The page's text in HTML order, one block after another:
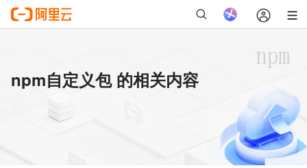
npm自定义包 的相关内容